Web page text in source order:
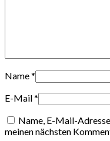
Name*
E-Mail*
Name, E-Mail-
meinen nächsten